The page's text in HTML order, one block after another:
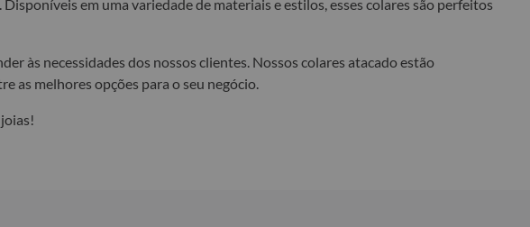
em uma variedade de materiais e estilos, esses colares são perfeitos
às necessidades dos nossos clientes. Nossos colares atacado estão
as melhores opções para o seu negócio.